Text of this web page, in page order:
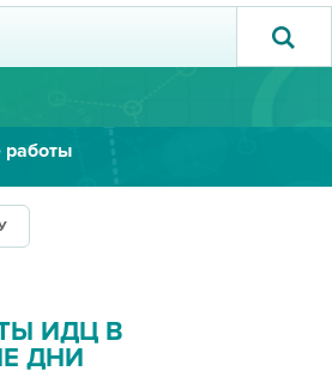
ИДЦ В
ДНИ